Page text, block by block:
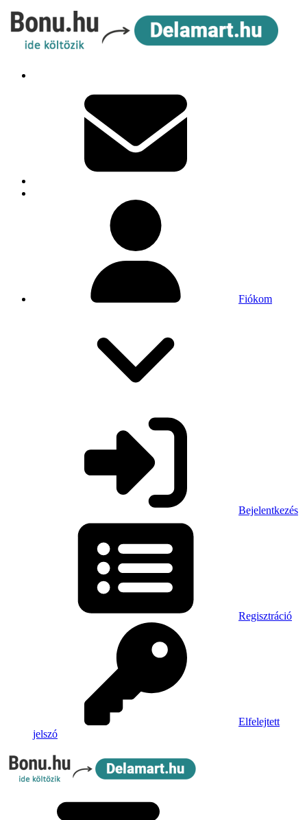
Fiókom
Bejelentkezés
Regisztráció
Elfelejtett
jelszó